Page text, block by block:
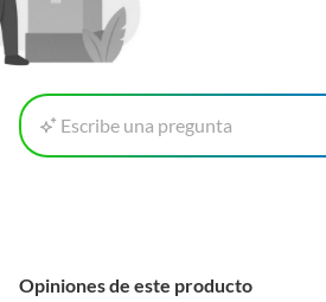
Escribe una pregunta
Opiniones de este producto